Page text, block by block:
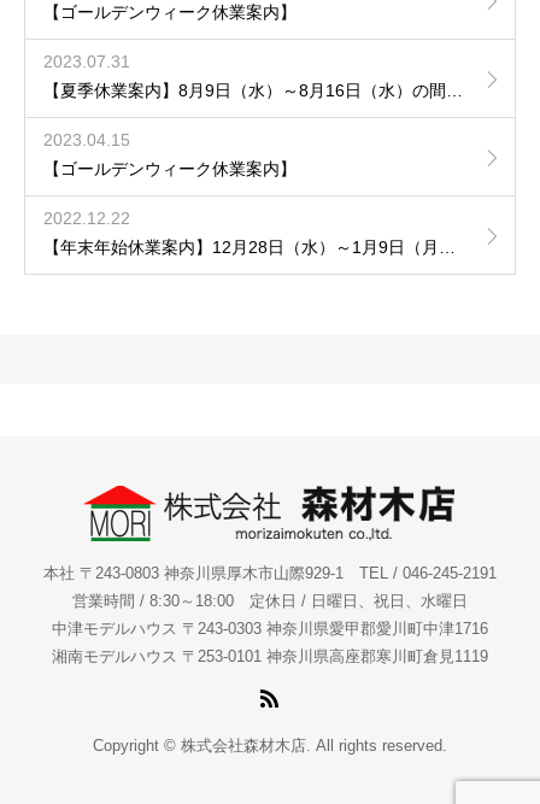
【ゴールデンウィーク休業案内】
2023.07.31
2023.04.15
【ゴールデンウィーク休業案内】
2022.12.22
本社 〒243-0803 神奈川県厚木市山際929-1 TEL / 046-245-2191
営業時間 / 8:30～18:00 定休日 / 日曜日、祝日、水曜日
中津モデルハウス 〒243-0303 神奈川県愛甲郡愛川町中津1716
湘南モデルハウス 〒253-0101 神奈川県高座郡寒川町倉見1119
Copyright © 株式会社森材木店. All rights reserved.